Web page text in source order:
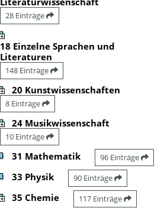
28 Einträge
18 Einzelne Sprachen und
Literaturen
148 Einträge
20 Kunstwissenschaften
8 Einträge
24 Musikwissenschaft
10 Einträge
31 Mathematik 96 Einträge
33 Physik 90 Einträge
35 Chemie 117 Einträge